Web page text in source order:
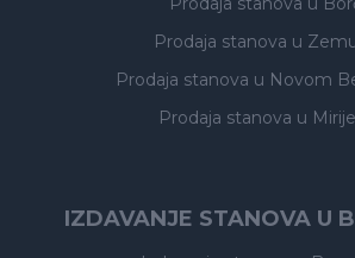
Prodaja stanova u
Prodaja stanova u Novom
Prodaja stanova u
IZDAVANJE STANOVA U